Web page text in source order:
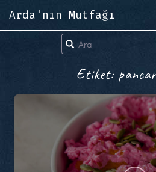
Arda'nın Mutfağı
Etiket: